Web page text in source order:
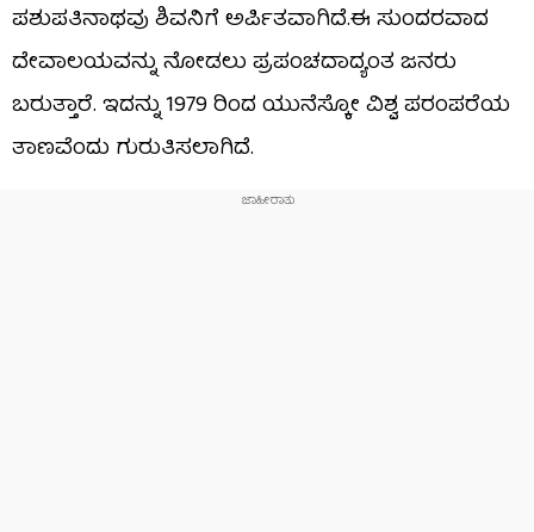
ಪಶುಪತಿನಾಥವು ಶಿವನಿಗೆ ಅರ್ಪಿತವಾಗಿದೆ.ಈ ಸುಂದರವಾದ
ದೇವಾಲಯವನ್ನು ನೋಡಲು ಪ್ರಪಂಚದಾದ್ಯಂತ ಜನರು
ಬರುತ್ತಾರೆ. ಇದನ್ನು 1979 ರಿಂದ ಯುನೆಸ್ಕೋ ವಿಶ್ವ ಪರಂಪರೆಯ
ತಾಣವೆಂದು ಗುರುತಿಸಲಾಗಿದೆ.